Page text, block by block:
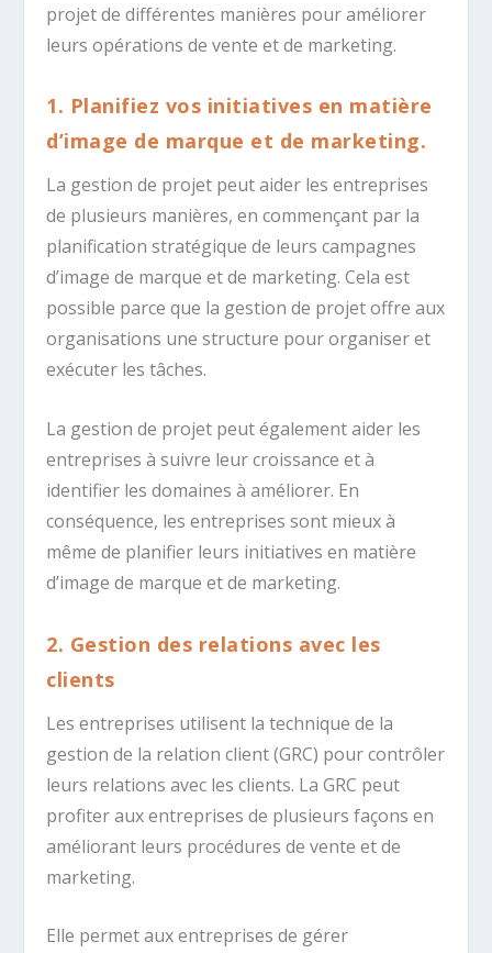
projet de différentes manières pour améliorer
leurs opérations de vente et de marketing.
1. Planifiez vos initiatives en matière
d’image de marque et de marketing.
La gestion de projet peut aider les entreprises
de plusieurs manières, en commençant par la
planification stratégique de leurs campagnes
d’image de marque et de marketing. Cela est
possible parce que la gestion de projet offre aux
organisations une structure pour organiser et
exécuter les tâches.
La gestion de projet peut également aider les
entreprises à suivre leur croissance et à
identifier les domaines à améliorer. En
conséquence, les entreprises sont mieux à
même de planifier leurs initiatives en matière
d’image de marque et de marketing.
2. Gestion des relations avec les
clients
Les entreprises utilisent la technique de la
gestion de la relation client (GRC) pour contrôler
leurs relations avec les clients. La GRC peut
profiter aux entreprises de plusieurs façons en
améliorant leurs procédures de vente et de
marketing.
Elle permet aux entreprises de gérer